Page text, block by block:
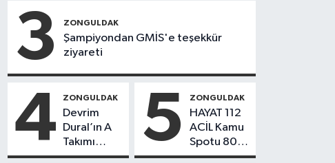
Başkanlar
Göreve
Başladı
3 ZONGULDAK
Şampiyondan GMİS'e teşekkür
ziyareti
4 ZONGULDAK
Devrim
Dural’ın A
Takımı
Göreve
5 ZONGULDAK
HAYAT 112
ACİL Kamu
Spotu 800
bin